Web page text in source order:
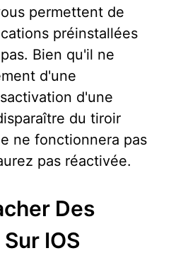
permettent de
préinstallées
Bien qu'il ne
d'une
d'une
du tiroir
ne fonctionnera pas
pas réactivée.
Des
IOS